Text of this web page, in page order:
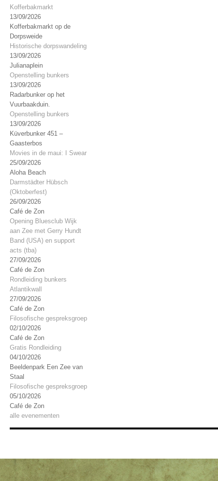
Kofferbakmarkt
13/09/2026
Kofferbakmarkt op de
Dorpsweide
Historische dorpswandeling
13/09/2026
Julianaplein
Openstelling bunkers
13/09/2026
Radarbunker op het
Vuurbaakduin.
Openstelling bunkers
13/09/2026
Küverbunker 451 –
Gaasterbos
Movies in de maui: I Swear
25/09/2026
Aloha Beach
Darmstädter Hübsch
(Oktoberfest)
26/09/2026
Café de Zon
Opening Bluesclub Wijk
aan Zee met Gerry Hundt
Band (USA) en support
acts (tba)
27/09/2026
Café de Zon
Rondleiding bunkers
Atlantikwall
27/09/2026
Café de Zon
Filosofische gespreksgroep
02/10/2026
Café de Zon
Gratis Rondleiding
04/10/2026
Beeldenpark Een Zee van
Staal
Filosofische gespreksgroep
05/10/2026
Café de Zon
alle evenementen